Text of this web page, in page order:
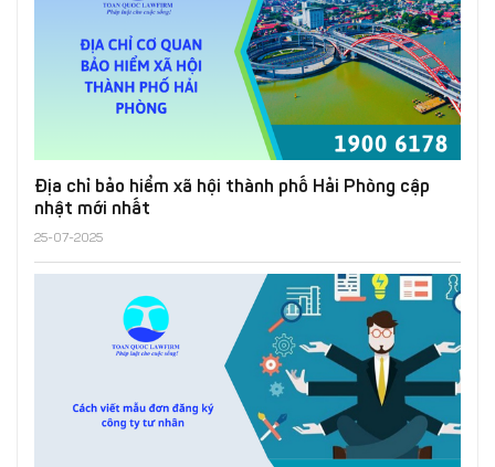
Địa chỉ bảo hiểm xã hội thành phố Hải Phòng cập
nhật mới nhất
25-07-2025